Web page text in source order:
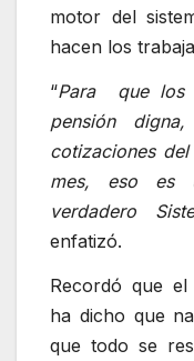
motor del
hacen los
“Para que los
pensión
cotizaciones
mes, eso es
verdadero
enfatizó.
Recordó que el
ha dicho que
que todo se